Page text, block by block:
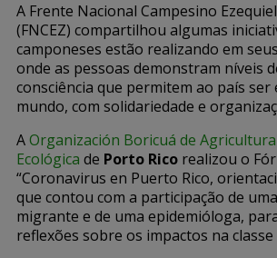
A Frente Nacional Campesino
(FNCEZ) compartilhou algumas
camponeses estão realizando em
onde as pessoas demonstram níveis
consciência que permitem ao país ser
mundo, com solidariedade e
AOrganización Boricuá de Agricultura
Ecológica de Porto Rico realizou o
“Coronavirus en Puerto Rico,
que contou com a participação de
migrante e de uma epidemióloga,
reflexões sobre os impactos na